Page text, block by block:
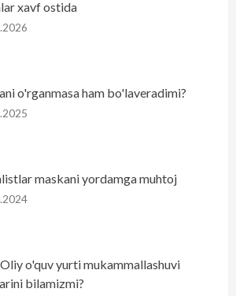
xavf ostida
o'rganmasa ham bo'laveradimi?
maskani yordamga muhtoj
o'quv yurti mukammallashuvi
bilamizmi?